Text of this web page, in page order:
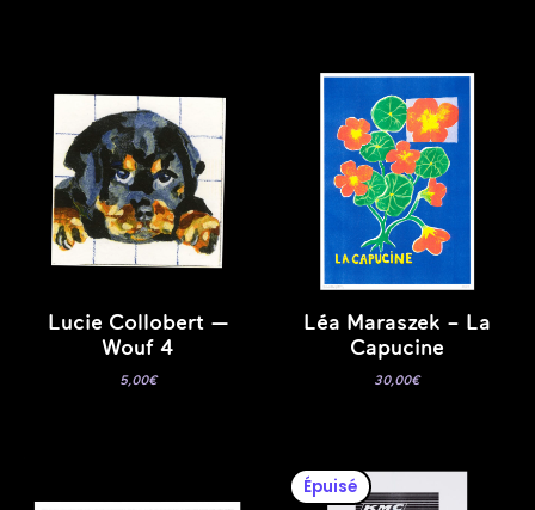
Lucie Collobert —
Wouf 4
5,00€
Léa Maraszek – La
Capucine
30,00€
Épuisé